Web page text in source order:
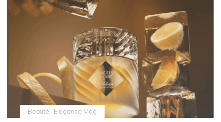
du
à
rebours
beauté"
Beauté Elegance Mag